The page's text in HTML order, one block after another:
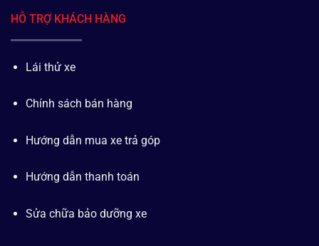
HỖ TRỢ KHÁCH HÀNG
Lái thử xe
Chính sách bán hàng
Hướng dẫn mua xe trả góp
Hướng dẫn thanh toán
Sửa chữa bảo dưỡng xe